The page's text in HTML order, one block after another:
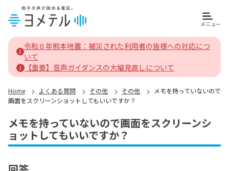
メニュー
令和８年熊本地震：被災された利用者の皆様への対応につ
いて
【重要】音声ガイダンスの大幅見直しについて
Home よくある質問 その他 その他
メモを持っていないので
画面をスクリーンショットしてもいいですか？
メモを持っていないので画面をスクリーンシ
ョットしてもいいですか？